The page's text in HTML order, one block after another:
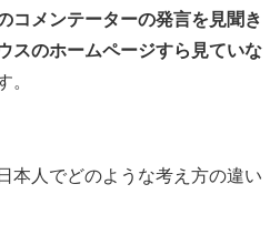
コメンテーターの発言を見聞き
スのホームページすら見ていな
。
本人でどのような考え方の違い